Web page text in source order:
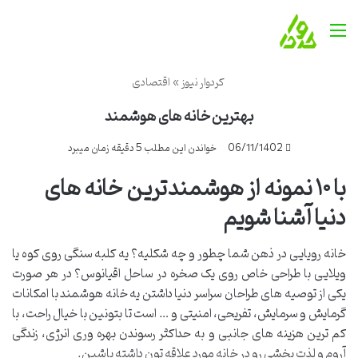
منو
کردوار نیوز»اقتصادی
بهترین خانه های هوشمند
06/11/1402 خواندن این مطلب 5 دقیقه زمان میبرد
با۱۰نمونه از هوشمندترین خانه های
دنیا آشنا شویم
خانه رویایی در ذهن شما چطور و چه شکلیه؟ یه کلبه سنگی روی کوه یا
ویلایی با طراحی خاص روی یک صخره در ساحل اقیانوس؟ در هر صورت
یکی از توصیه های طراحان سراسر دنیا داشتن یه خانه هوشمند با امکانات
گرمایش و سرمایش، تفریحی، امنیتی و … است تا بتونین با خیال راحت، با
کم ترین هزینه های جانبی و به حداکثر رسوندن بهره وری انرژی، زندگی